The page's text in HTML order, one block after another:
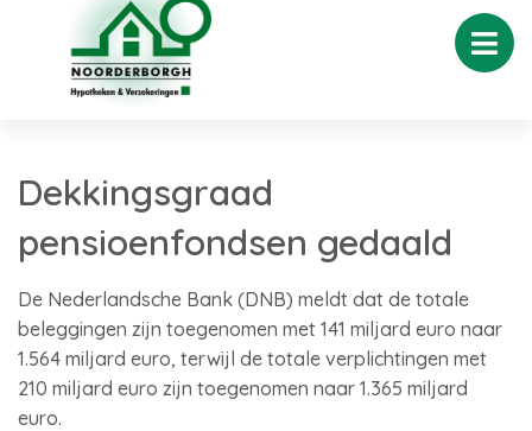
Dekkingsgraad
pensioenfondsen gedaald
De Nederlandsche Bank (DNB) meldt dat de totale
beleggingen zijn toegenomen met 141 miljard euro naar
1.564 miljard euro, terwijl de totale verplichtingen met
210 miljard euro zijn toegenomen naar 1.365 miljard
euro.